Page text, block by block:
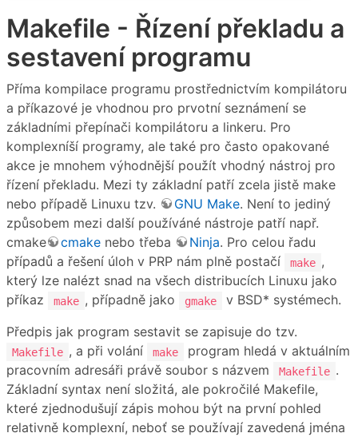
Makefile - Řízení překladu a
sestavení programu
Příma kompilace programu prostřednictvím kompilátoru
a příkazové je vhodnou pro prvotní seznámení se
základními přepínači kompilátoru a linkeru. Pro
komplexníší programy, ale také pro často opakované
akce je mnohem výhodnější použít vhodný nástroj pro
řízení překladu. Mezi ty základní patří zcela jistě make
nebo případě Linuxu tzv.
GNU Make. Není to jediný
způsobem mezi další používáné nástroje patří např.
cmake
cmake nebo třeba Ninja. Pro celou řadu
případů a řešení úloh v PRP nám plně postačí
make ,
který lze nalézt snad na všech distribucích Linuxu jako
příkaz
make , případně jako gmake
v BSD* systémech.
Předpis jak program sestavit se zapisuje do tzv.
Makefile , a při volání make
program hledá v aktuálním
pracovním adresáři právě soubor s názvem
Makefile .
Základní syntax není složitá, ale pokročilé Makefile,
které zjednodušují zápis mohou být na první pohled
relativně komplexní, neboť se používají zavedená jména